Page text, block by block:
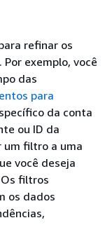
refinar os
exemplo, você
das
para
da conta
ou ID da
um filtro a uma
você deseja
filtros
os dados